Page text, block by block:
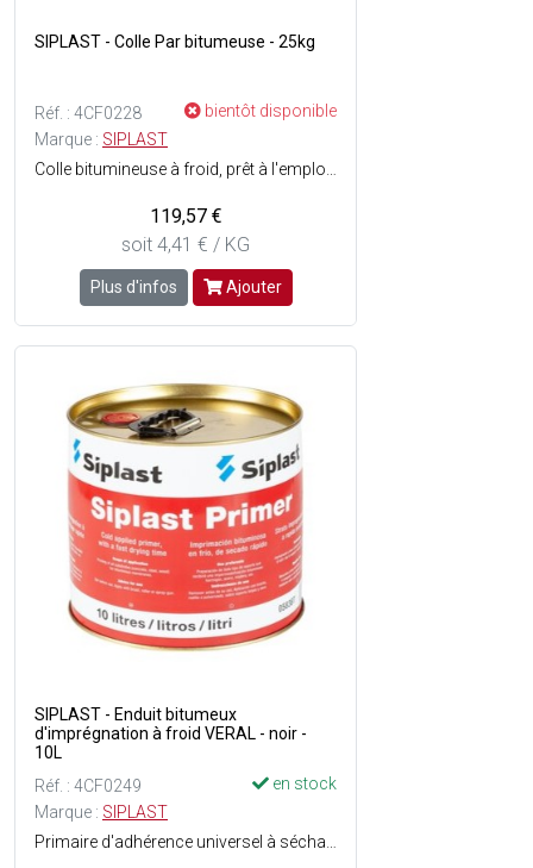
SIPLAST - Colle Par bitumeuse - 25kg
Réf. : 4CF0228
bientôt disponible
Marque : SIPLAST
119,57 €
soit 4,41 € / KG
Plus d'infos Ajouter
SIPLAST - Enduit bitumeux
d'imprégnation à froid VERAL - noir -
10L
Réf. : 4CF0249
en stock
Marque : SIPLAST